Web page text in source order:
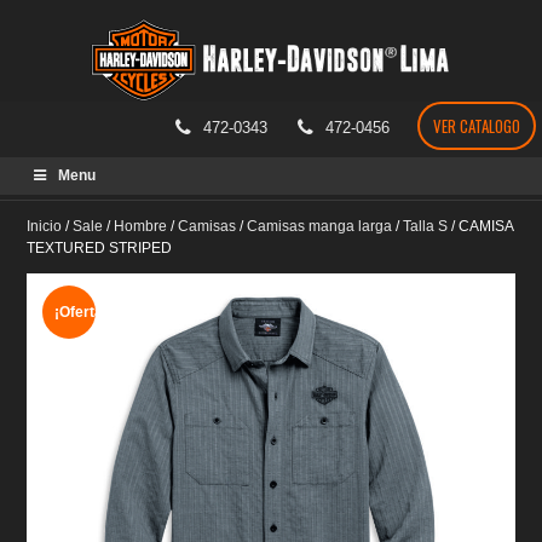
472-0343 472-0456 VER CATALOGO
Menu
Inicio /Sale / Hombre /Camisas /Camisas manga larga /Talla S /CAMISA
TEXTURED STRIPED
¡Oferta!